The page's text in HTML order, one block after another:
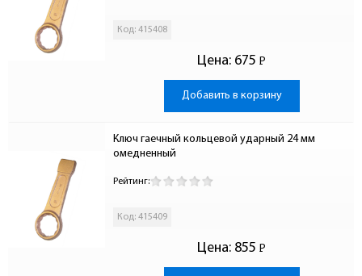
Код: 415408
Цена: 675 Р
-
Добавить в корзину
Ключ гаечный кольцевой ударный 24 мм
омедненный
Рейтинг:
Код: 415409
Цена: 855 Р
-